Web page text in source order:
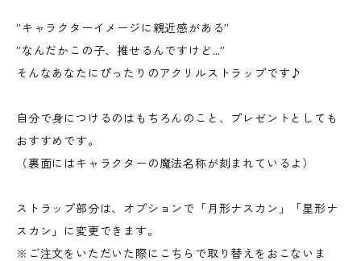
”キャラクターイメージに親近感がある”
”なんだかこの子、推せるんですけど…”
そんなあなたにぴったりのアクリルストラップです♪
自分で身につけるのはもちろんのこと、プレゼントとしても
おすすめです。
（裏面にはキャラクターの魔法名称が刻まれているよ）
ストラップ部分は、オプションで「月形ナスカン」「星形ナ
スカン」に変更できます。
※ご注文をいただいた際にこちらで取り替えをおこないま